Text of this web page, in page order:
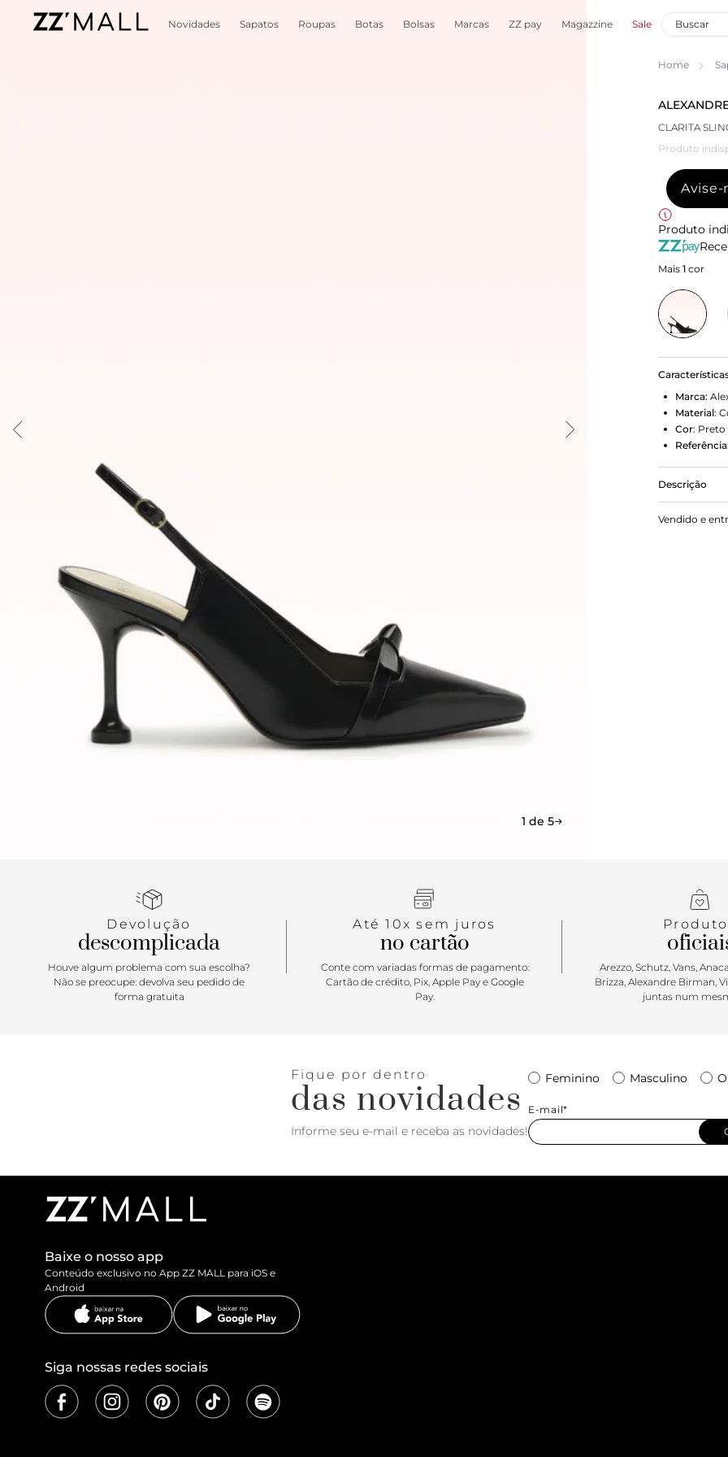
Novidades Sapatos Roupas Botas Bolsas Marcas ZZ pay Magazzine Sale
1 de 5
Home
CLARITA
Produto
Avise-
Produto
Mais 1 cor
Marca:
Material:
Cor: Preto
Referência:
Descrição
Com
Vendido e
Devolução
descomplicada
Houve algum problema com sua escolha?
Não se preocupe: devolva seu pedido de
forma gratuita
Até 10x sem juros
no cartão
Conte com variadas formas de pagamento:
Cartão de crédito, Pix, Apple Pay e Google
Pay.
Arezzo, Schutz, Vans,
Brizza, Alexandre Birman,
juntas num
Fique por dentro
das novidades
Informe seu e-mail e receba as novidades!
Feminino Masculino
E-mail*
Baixe o nosso app
Conteúdo exclusivo no App ZZ MALL para iOS e
Android
Siga nossas redes sociais